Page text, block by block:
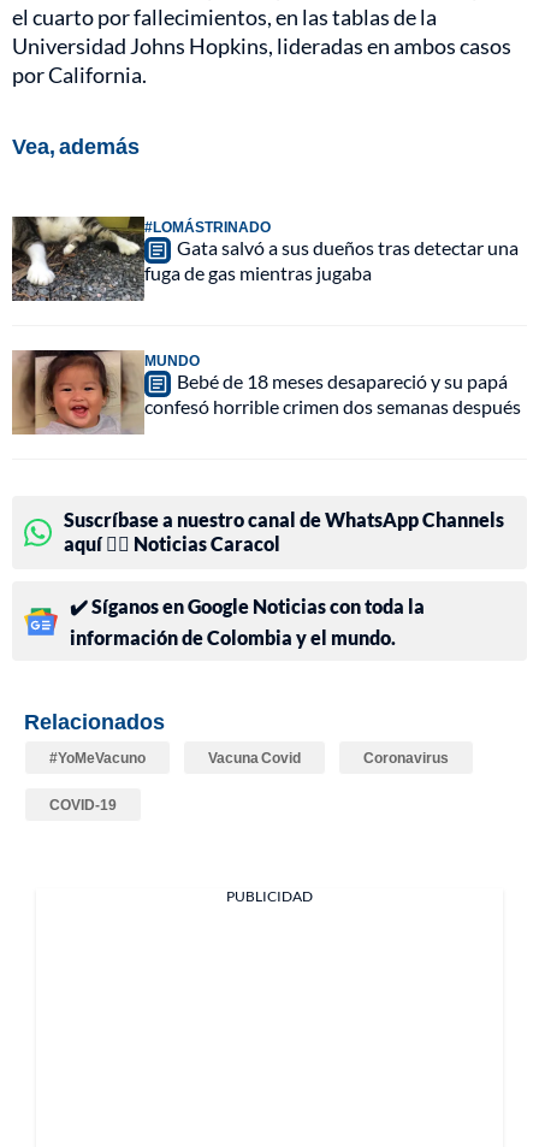
el cuarto por fallecimientos, en las tablas de la
Universidad Johns Hopkins, lideradas en ambos casos
por California.
Vea, además
#LOMÁSTRINADO
Gata salvó a sus dueños tras detectar una
fuga de gas mientras jugaba
MUNDO
Bebé de 18 meses desapareció y su papá
confesó horrible crimen dos semanas después
Suscríbase a nuestro canal de WhatsApp Channels
aquí 👉🏻 Noticias Caracol
✔️ Síganos en Google Noticias con toda la
información de Colombia y el mundo.
Relacionados
#YoMeVacuno Vacuna Covid Coronavirus
COVID-19
PUBLICIDAD